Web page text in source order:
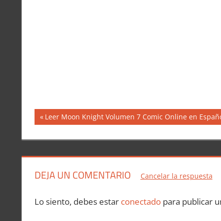
Navegación
de
entradas
Entrada
anterior:
Leer Moon Knight Volumen 7 Comic Online en
DEJA UN COMENTARIO Cancelar la respuesta
Lo siento, debes estar conectadopara publicar